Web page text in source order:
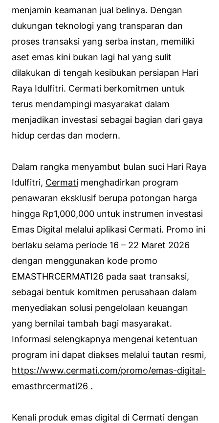
menjamin keamanan jual belinya. Dengan
dukungan teknologi yang transparan dan
proses transaksi yang serba instan, memiliki
aset emas kini bukan lagi hal yang sulit
dilakukan di tengah kesibukan persiapan Hari
Raya Idulfitri. Cermati berkomitmen untuk
terus mendampingi masyarakat dalam
menjadikan investasi sebagai bagian dari gaya
hidup cerdas dan modern.
Dalam rangka menyambut bulan suci Hari Raya
Idulfitri, Cermati menghadirkan program
penawaran eksklusif berupa potongan harga
hingga Rp1,000,000 untuk instrumen investasi
Emas Digital melalui aplikasi Cermati. Promo ini
berlaku selama periode 16 – 22 Maret 2026
dengan menggunakan kode promo
EMASTHRCERMATI26 pada saat transaksi,
sebagai bentuk komitmen perusahaan dalam
menyediakan solusi pengelolaan keuangan
yang bernilai tambah bagi masyarakat.
Informasi selengkapnya mengenai ketentuan
program ini dapat diakses melalui tautan resmi,
https://www.cermati.com/promo/emas-digital-
emasthrcermati26 .
Kenali produk emas digital di Cermati dengan